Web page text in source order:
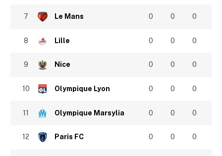
7 Le Mans 0 0 0
8 Lille 0 0 0
9 Nice 0 0 0
10 Olympique Lyon 0 0 0
11 Olympique Marsylia 0 0 0
12 Paris FC 0 0 0